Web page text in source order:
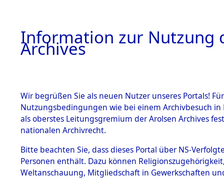
BESTÄNDE
1.
Inhaftierungsdoku
mente
1.2.9 Beim ITS
0004
Information zur Nutzung
Archives
Wir begrüßen Sie als neuen Nutzer unseres Portals!
Nutzungsbedingungen wie bei einem Archivbesuch
als oberstes Leitungsgremium der Arolsen Archives
nationalen Archivrecht.
Bitte beachten Sie, dass dieses Portal über NS-
Personen enthält. Dazu können
Weltanschauung, Mitgliedschaft in Gewerkschaften